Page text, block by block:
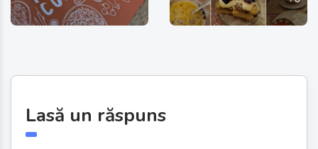
Lasă un răspuns